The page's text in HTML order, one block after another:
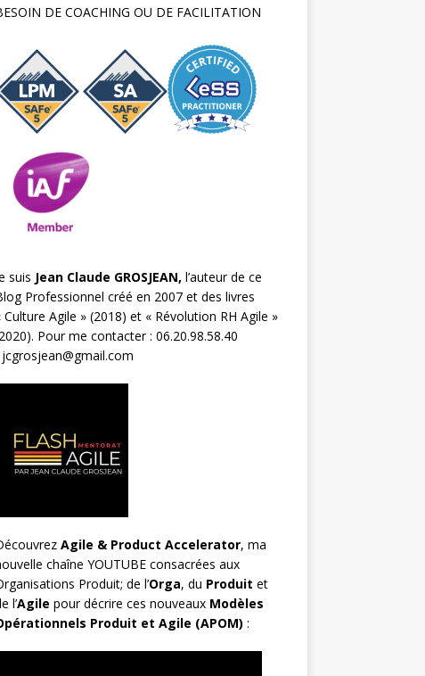
DE COACHING OU DE FACILITATION
suis Jean Claude GROSJEAN, l’auteur de ce
Professionnel créé en 2007 et des livres
Culture Agile » (2018) et « Révolution RH Agile »
Pour me contacter : 06.20.98.58.40
jcgrosjean@gmail.com
Agile & Product Accelerator, ma
chaîne YOUTUBE consacrées aux
Produit; de l’Orga, du Produit et
l’Agile pour décrire ces nouveaux Modèles
Produit et Agile (APOM) :